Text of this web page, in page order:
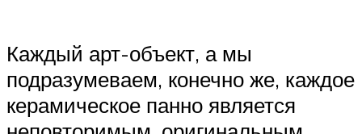
Каждый арт-объект, а мы
подразумеваем, конечно же, каждое
керамическое панно является